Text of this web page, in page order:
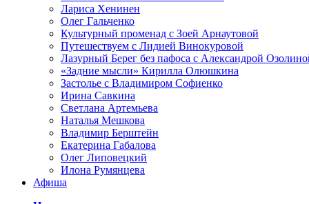
Лариса Хенинен
Олег Гальченко
Культурный променад с Зоей Арнаутовой
Путешествуем с Лидией Винокуровой
Лазурный Берег без пафоса с Александрой
«Задние мысли» Кирилла Олюшкина
Застолье с Владимиром Софиенко
Ирина Савкина
Светлана Артемьева
Наталья Мешкова
Владимир Берштейн
Екатерина Габалова
Олег Липовецкий
Илона Румянцева
Афиша